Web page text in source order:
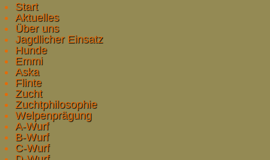
Start
Aktuelles
Über uns
Jagdlicher Einsatz
Hunde
Emmi
Aska
Flinte
Zucht
Zuchtphilosophie
Welpenprägung
A-Wurf
B-Wurf
C-Wurf